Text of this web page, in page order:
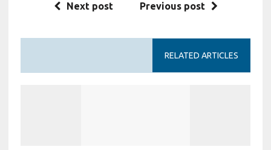
Previous post
Next post
RELATED ARTICLES